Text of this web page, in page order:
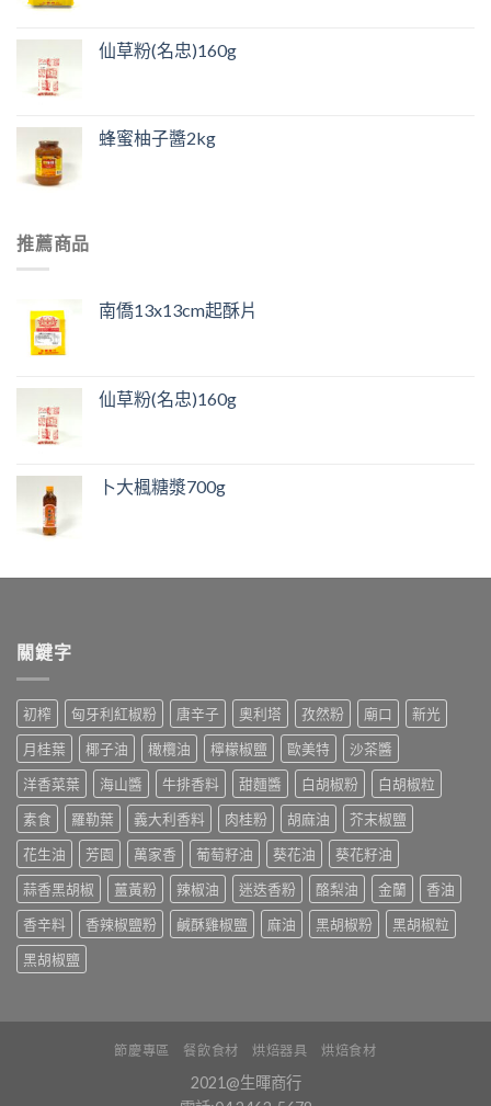
仙草粉(名忠)160g
蜂蜜柚子醬2kg
推薦商品
南僑13x13cm起酥片
仙草粉(名忠)160g
卜大楓糖漿700g
關鍵字
初榨 匈牙利紅椒粉 唐辛子 奧利塔 孜然粉 廟口
新光
月桂葉
椰子油 橄欖油 檸檬椒鹽 歐美特
沙茶醬
洋香菜葉
海山醬 牛排香料 甜麵醬 白胡椒粉
白胡椒粒
素食
羅勒葉 義大利香料 肉桂粉 胡麻油
芥末椒鹽
花生油
芳園 萬家香 葡萄籽油 葵花油
葵花籽油
蒜香黑胡椒
薑黃粉 辣椒油 迷迭香粉 酪梨油 金蘭
香油
香辛料
香辣椒鹽粉 鹹酥雞椒鹽 麻油 黑胡椒粉
黑胡椒粒
黑胡椒鹽
節慶專區 餐飲食材 烘焙器具 烘焙食材
2021@生暉商行